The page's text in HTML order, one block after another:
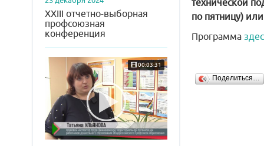
XXIII отчетно-выборная
профсоюзная
конференция
00:03:31
технической
по пятницу)
Программа
Поделиться…